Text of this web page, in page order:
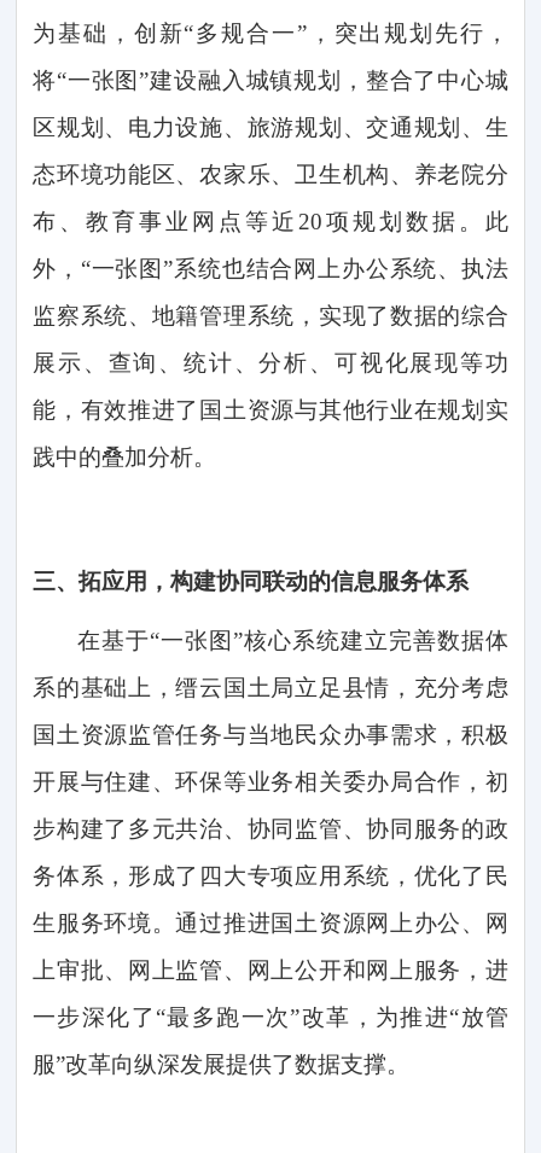
为基础，创新“多规合一”，突出规划先行，
将“一张图”建设融入城镇规划，整合了中心城
区规划、电力设施、旅游规划、交通规划、生
态环境功能区、农家乐、卫生机构、养老院分
布、教育事业网点等近20项规划数据。此
外，“一张图”系统也结合网上办公系统、执法
监察系统、地籍管理系统，实现了数据的综合
展示、查询、统计、分析、可视化展现等功
能，有效推进了国土资源与其他行业在规划实
践中的叠加分析。
三、拓应用，构建协同联动的信息服务体系
在基于“一张图”核心系统建立完善数据体
系的基础上，缙云国土局立足县情，充分考虑
国土资源监管任务与当地民众办事需求，积极
开展与住建、环保等业务相关委办局合作，初
步构建了多元共治、协同监管、协同服务的政
务体系，形成了四大专项应用系统，优化了民
生服务环境。通过推进国土资源网上办公、网
上审批、网上监管、网上公开和网上服务，进
一步深化了 “最多跑一次”改革，为推进“放管
服”改革向纵深发展提供了数据支撑。